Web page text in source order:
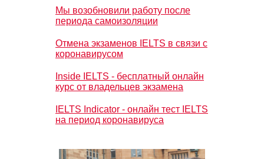
Мы возобновили работу после
периода самоизоляции
Отмена экзаменов IELTS в связи с
коронавирусом
Inside IELTS - бесплатный онлайн
курс от владельцев экзамена
IELTS Indicator - онлайн тест IELTS
на период коронавируса